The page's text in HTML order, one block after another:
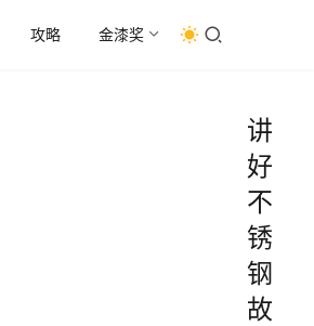
攻略 金漆奖
讲
好
不
锈
钢
故